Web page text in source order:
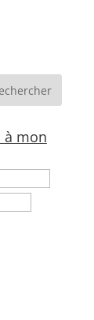
à mon